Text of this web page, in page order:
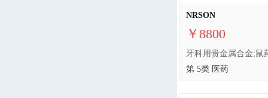
NRSON
￥8800
第 5类 医药